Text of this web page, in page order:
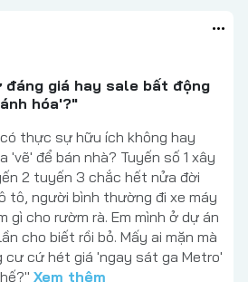
giá hay sale bất động
hóa'?"
thực sự hữu ích không hay
'vẽ' để bán nhà? Tuyến số 1 xây
2 tuyến 3 chắc hết nửa đời
tô, người bình thường đi xe máy
gì cho rườm rà. Em mình ở dự án
cho biết rồi bỏ. Mấy ai mặn mà
cư cứ hét giá 'ngay sát ga Metro'
Xem thêm